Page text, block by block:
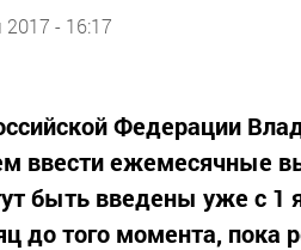
2017 - 16:17
Федерации
ввести ежемесячные
быть введены уже с 1
до того момента, пока